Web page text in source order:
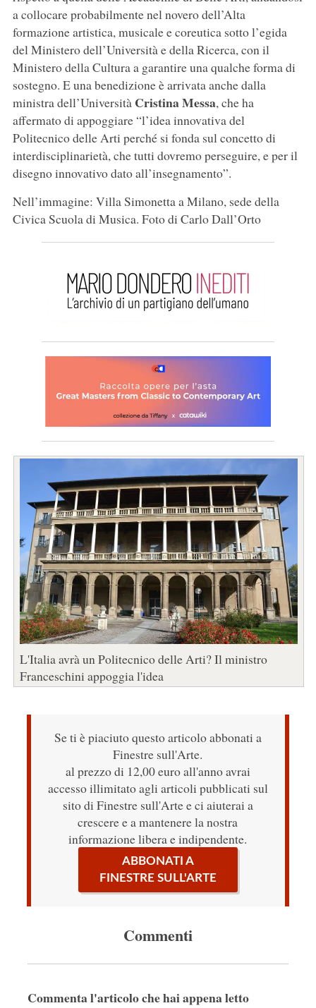
a collocare probabilmente nel novero dell’Alta
formazione artistica, musicale e coreutica sotto l’egida
del Ministero dell’Università e della Ricerca, con il
Ministero della Cultura a garantire una qualche forma di
sostegno. E una benedizione è arrivata anche dalla
ministra dell’Università Cristina Messa, che ha
affermato di appoggiare “l’idea innovativa del
Politecnico delle Arti perché si fonda sul concetto di
interdisciplinarietà, che tutti dovremo perseguire, e per il
disegno innovativo dato all’insegnamento”.
Nell’immagine: Villa Simonetta a Milano, sede della
Civica Scuola di Musica. Foto di Carlo Dall’Orto
L'Italia avrà un Politecnico delle Arti? Il ministro
Franceschini appoggia l'idea
Se ti è piaciuto questo articolo abbonati a
Finestre sull'Arte.
al prezzo di 12,00 euro all'anno avrai
accesso illimitato agli articoli pubblicati sul
sito di Finestre sull'Arte e ci aiuterai a
crescere e a mantenere la nostra
informazione libera e indipendente.
ABBONATI A
FINESTRE SULL'ARTE
Commenti
Commenta l'articolo che hai appena letto